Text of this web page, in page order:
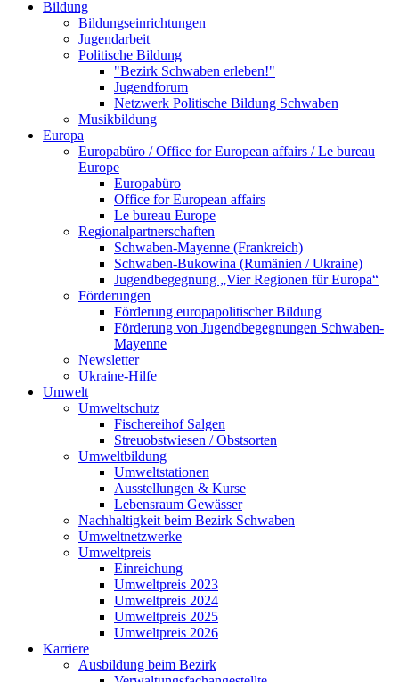
Bildung
Bildungseinrichtungen
Jugendarbeit
Politische Bildung
"Bezirk Schwaben erleben!"
Jugendforum
Netzwerk Politische Bildung Schwaben
Musikbildung
Europa
Europabüro / Office for European affairs / Le bureau
Europe
Europabüro
Office for European affairs
Le bureau Europe
Regionalpartnerschaften
Schwaben-Mayenne (Frankreich)
Schwaben-Bukowina (Rumänien / Ukraine)
Jugendbegegnung „Vier Regionen für Europa“
Förderungen
Förderung europapolitischer Bildung
Förderung von Jugendbegegnungen Schwaben-
Mayenne
Newsletter
Ukraine-Hilfe
Umwelt
Umweltschutz
Fischereihof Salgen
Streuobstwiesen / Obstsorten
Umweltbildung
Umweltstationen
Ausstellungen & Kurse
Lebensraum Gewässer
Nachhaltigkeit beim Bezirk Schwaben
Umweltnetzwerke
Umweltpreis
Einreichung
Umweltpreis 2023
Umweltpreis 2024
Umweltpreis 2025
Umweltpreis 2026
Karriere
Ausbildung beim Bezirk